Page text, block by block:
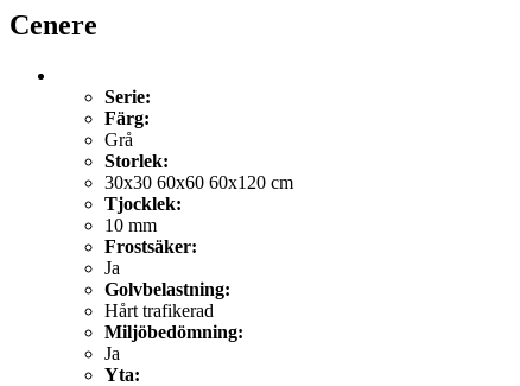
Cenere
Serie:
Färg:
Grå
Storlek:
30x30 60x60 60x120 cm
Tjocklek:
10 mm
Frostsäker:
Ja
Golvbelastning:
Hårt trafikerad
Miljöbedömning:
Ja
Yta: